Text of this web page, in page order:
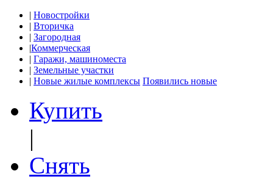
| Новостройки
| Вторичка
| Загородная
|Коммерческая
| Гаражи, машиноместа
| Земельные участки
| Новые жилые комплексы Появились новые
Купить
|
Снять